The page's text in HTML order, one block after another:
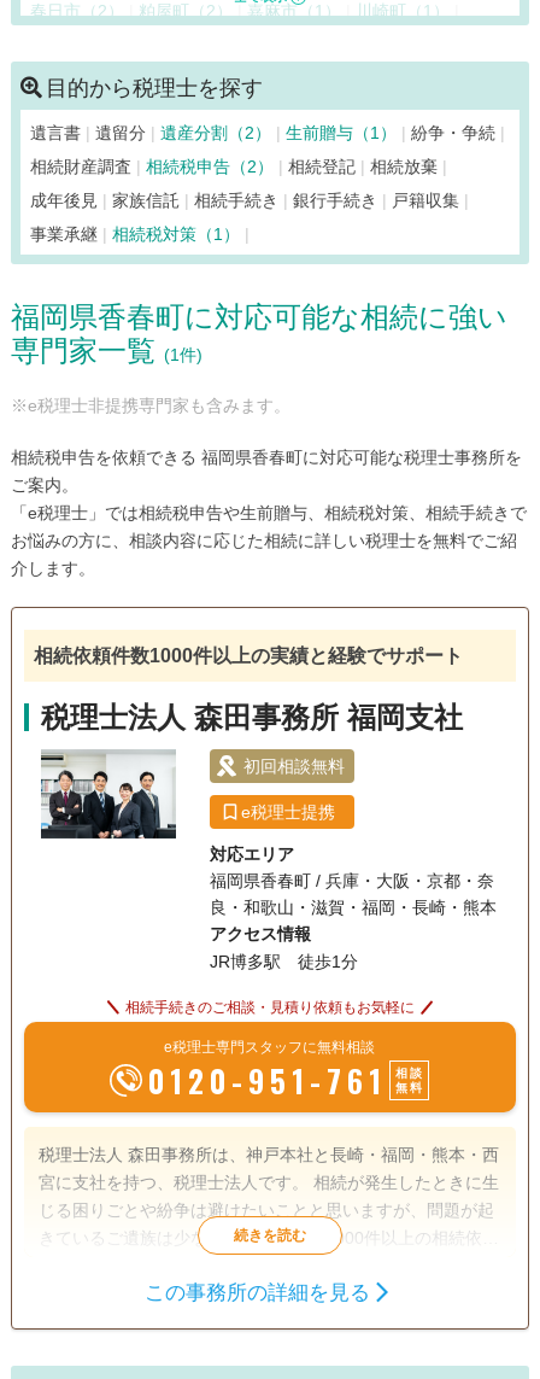
春日市（2）
粕屋町（2） 嘉麻市（1）
川崎町（1）
北九州市小倉南区（2） 北九州市戸畑区（2）
北九州市門司区（2） 北九州市八幡西区（2）
北九州市八幡東区（2） 北九州市若松区（2）
鞍手町（2）
久留米市（1）
桂川町（1） 上毛町（2） 古賀市（2）
小竹町（2） 篠栗町（2） 志免町（2） 新宮町（2）
須惠町（2） 添田町（1） 田川市（1）
筑前町（1） 東峰村（1） 那珂川市（1） 中間市（2）
直方市（2） 久山町（2）
福岡市博多区（3）
福岡市東区（2）
福智町（1） 福津市（2） 豊前市（2） 水巻町（2）
みやこ町（2）
柳川市（1） 八女市（1） 行橋市（2） 吉富町（2）
目的から税理士を探す
遺言書 遺留分 遺産分割（2） 生前贈与（1）
紛争・争続
相続財産調査
相続税申告（2） 相続登記
相続放棄
成年後見
家族信託 相続手続き 銀行手続き
戸籍収集
事業承継
相続税対策（1）
福岡県香春町に対応可能な相続に強い
専門家一覧 (1件)
※e税理士非提携専門家も含みます。
相続税申告を依頼できる 福岡県香春町に対応可能な税理士事務所を
ご案内。
「e税理士」では相続税申告や生前贈与、相続税対策、相続手続きで
お悩みの方に、相談内容に応じた相続に詳しい税理士を無料でご紹
介します。
相続依頼件数1000件以上の実績と経験でサポート
税理士法人 森田事務所 福岡支社
初回相談無料
e税理士提携
対応エリア
福岡県香春町 / 兵庫・大阪・京都・奈
良・和歌山・滋賀・福岡・長崎・熊本
アクセス情報
JR博多駅 徒歩1分
相続手続きのご相談・見積り依頼もお気軽に
e税理士専門スタッフに無料相談
0120-951-761
相談
無料
税理士法人 森田事務所は、神戸本社と長崎・福岡・熊本・西
宮に支社を持つ、税理士法人です。 相続が発生したときに生
じる困りごとや紛争は避けたいことと思いますが、問題が起
きているご遺族は少なくありません。1000件以上の相続依頼
く【笑顔相続】になるよう、誠心誠意サポートさせていただ
生前贈与
この事務所の詳細を見る